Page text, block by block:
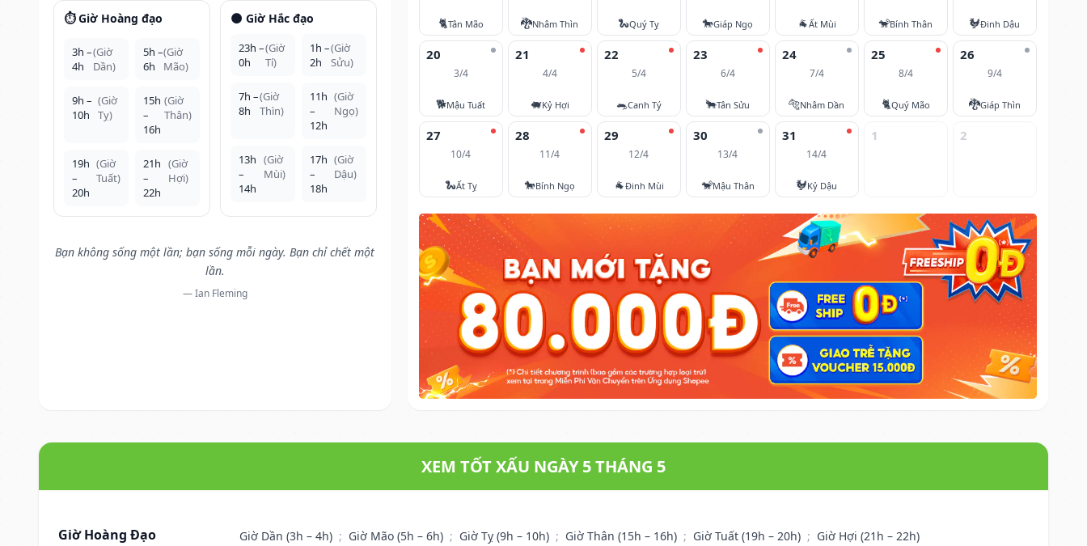
⏱️ Giờ Hoàng đạo
3h –
4h
(Giờ
Dần)
5h –
6h
(Giờ
Mão)
9h –
10h
(Giờ
Tỵ)
15h
–
16h
(Giờ
Thân)
19h
–
20h
(Giờ
Tuất)
21h
–
22h
(Giờ
Hợi)
🌑 Giờ Hắc đạo
23h –
0h
(Giờ
Tí)
1h –
2h
(Giờ
Sửu)
7h –
8h
(Giờ
Thìn)
11h
–
12h
(Giờ
Ngọ)
13h
–
14h
(Giờ
Mùi)
17h
–
18h
(Giờ
Dậu)
Bạn không sống một lần; bạn sống mỗi ngày. Bạn chỉ chết một
lần.
— Ian Fleming
🐈Tân Mão 🐉Nhâm Thìn 🐍Quý Tỵ 🐎Giáp Ngọ 🐐Ất Mùi 🐒Bính Thân 🐓Đinh Dậu
20
3/4
🐕Mậu Tuất
21
4/4
🐖Kỷ Hợi
22
5/4
🐀Canh Tý
23
6/4
🐂Tân Sửu
24
7/4
🐅Nhâm Dần
25
8/4
🐈Quý Mão
26
9/4
🐉Giáp Thìn
27
10/4
🐍Ất Tỵ
28
11/4
🐎Bính Ngọ
29
12/4
🐐Đinh Mùi
30
13/4
🐒Mậu Thân
31
14/4
🐓Kỷ Dậu
1 2
XEM TỐT XẤU NGÀY 5 THÁNG 5
Giờ Hoàng Đạo Giờ Dần (3h – 4h) ; Giờ Mão (5h – 6h) ; Giờ Tỵ (9h – 10h) ; Giờ Thân (15h – 16h) ; Giờ Tuất (19h – 20h) ; Giờ Hợi (21h – 22h)